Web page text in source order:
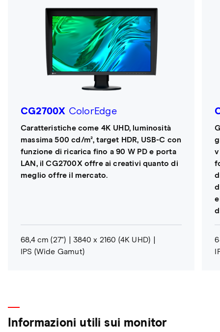
CG2700X ColorEdge
Caratteristiche come 4K UHD, luminosità
massima 500 cd/m², target HDR, USB-C con
funzione di ricarica fino a 90 W PD e porta
LAN, il CG2700X offre ai creativi quanto di
meglio offre il mercato.
68,4 cm (27")
3840 x 2160 (4K UHD)
IPS (Wide Gamut)
Informazioni utili sui monitor